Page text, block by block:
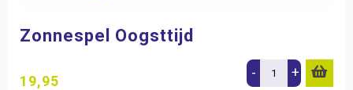
Zonnespel Oogsttijd
19,95 - +